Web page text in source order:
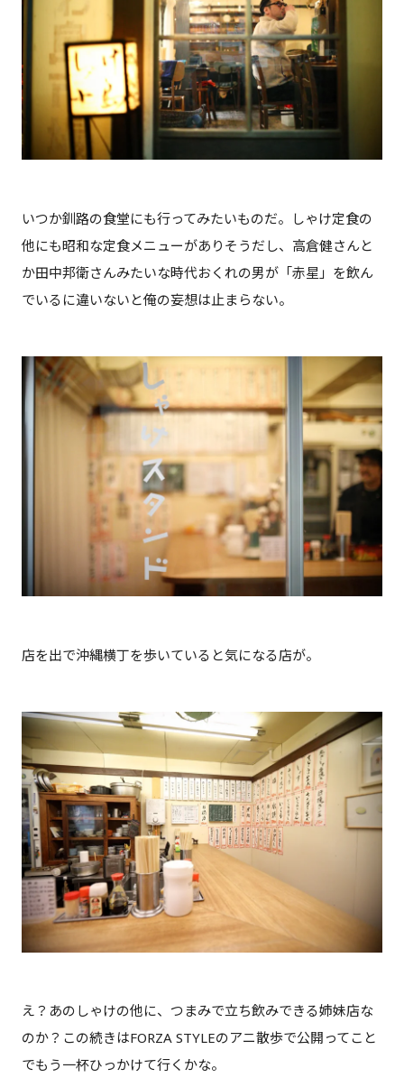
いつか釧路の食堂にも行ってみたいものだ。しゃけ定食の
他にも昭和な定食メニューがありそうだし、高倉健さんと
か田中邦衛さんみたいな時代おくれの男が「赤星」を飲ん
でいるに違いないと俺の妄想は止まらない。
店を出で沖縄横丁を歩いていると気になる店が。
え？あのしゃけの他に、つまみで立ち飲みできる姉妹店な
のか？この続きはFORZA STYLEのアニ散歩で公開ってこと
でもう一杯ひっかけて行くかな。